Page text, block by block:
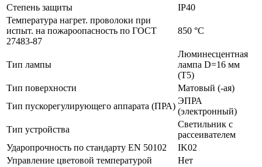
Степень защиты
IP40
Температура нагрет. проволоки при
испыт. на пожароопасность по ГОСТ
27483-87
850 °C
Тип лампы
Люминесцентная
лампа D=16 мм
(T5)
Тип поверхности
Матовый (-ая)
Тип пускорегулирующего аппарата (ПРА)
ЭПРА
(электронный)
Тип устройства
Светильник с
рассеивателем
Ударопрочность по стандарту EN 50102
IK02
Управление цветовой температурой
Нет